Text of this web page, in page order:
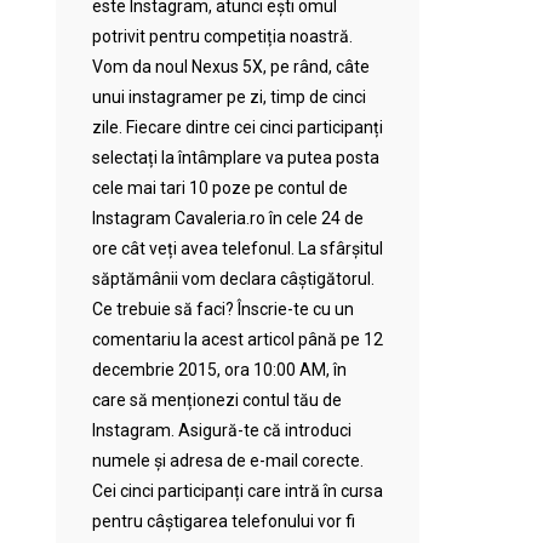
este Instagram, atunci ești omul
potrivit pentru competiția noastră.
Vom da noul Nexus 5X, pe rând, câte
unui instagramer pe zi, timp de cinci
zile. Fiecare dintre cei cinci participanți
selectați la întâmplare va putea posta
cele mai tari 10 poze pe contul de
Instagram Cavaleria.ro în cele 24 de
ore cât veți avea telefonul. La sfârșitul
săptămânii vom declara câștigătorul.
Ce trebuie să faci? Înscrie-te cu un
comentariu la acest articol până pe 12
decembrie 2015, ora 10:00 AM, în
care să menționezi contul tău de
Instagram. Asigură-te că introduci
numele și adresa de e-mail corecte.
Cei cinci participanți care intră în cursa
pentru câștigarea telefonului vor fi